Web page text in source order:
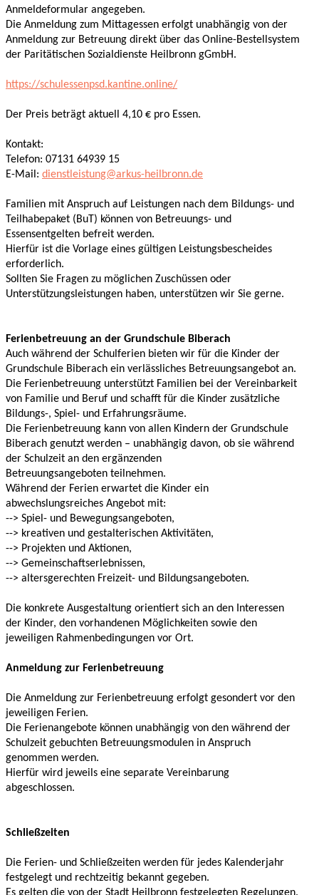
Anmeldeformular angegeben.
Die Anmeldung zum Mittagessen erfolgt unabhängig von der
Anmeldung zur Betreuung direkt über das Online-Bestellsystem
der Paritätischen Sozialdienste Heilbronn gGmbH.
https://schulessenpsd.kantine.online/
Der Preis beträgt aktuell 4,10 € pro Essen.
Kontakt:
Telefon: 07131 64939 15
E-Mail: dienstleistung@arkus-heilbronn.de
Familien mit Anspruch auf Leistungen nach dem Bildungs- und
Teilhabepaket (BuT) können von Betreuungs- und
Essensentgelten befreit werden.
Hierfür ist die Vorlage eines gültigen Leistungsbescheides
erforderlich.
Sollten Sie Fragen zu möglichen Zuschüssen oder
Unterstützungsleistungen haben, unterstützen wir Sie gerne.
Ferienbetreuung an der Grundschule Biberach
Auch während der Schulferien bieten wir für die Kinder der
Grundschule Biberach ein verlässliches Betreuungsangebot an.
Die Ferienbetreuung unterstützt Familien bei der Vereinbarkeit
von Familie und Beruf und schafft für die Kinder zusätzliche
Bildungs-, Spiel- und Erfahrungsräume.
Die Ferienbetreuung kann von allen Kindern der Grundschule
Biberach genutzt werden – unabhängig davon, ob sie während
der Schulzeit an den ergänzenden
Betreuungsangeboten teilnehmen.
Während der Ferien erwartet die Kinder ein
abwechslungsreiches Angebot mit:
--> Spiel- und Bewegungsangeboten,
--> kreativen und gestalterischen Aktivitäten,
--> Projekten und Aktionen,
--> Gemeinschaftserlebnissen,
--> altersgerechten Freizeit- und Bildungsangeboten.
Die konkrete Ausgestaltung orientiert sich an den Interessen
der Kinder, den vorhandenen Möglichkeiten sowie den
jeweiligen Rahmenbedingungen vor Ort.
Anmeldung zur Ferienbetreuung
Die Anmeldung zur Ferienbetreuung erfolgt gesondert vor den
jeweiligen Ferien.
Die Ferienangebote können unabhängig von den während der
Schulzeit gebuchten Betreuungsmodulen in Anspruch
genommen werden.
Hierfür wird jeweils eine separate Vereinbarung
abgeschlossen.
Schließzeiten
Die Ferien- und Schließzeiten werden für jedes Kalenderjahr
festgelegt und rechtzeitig bekannt gegeben.
Es gelten die von der Stadt Heilbronn festgelegten Regelungen.